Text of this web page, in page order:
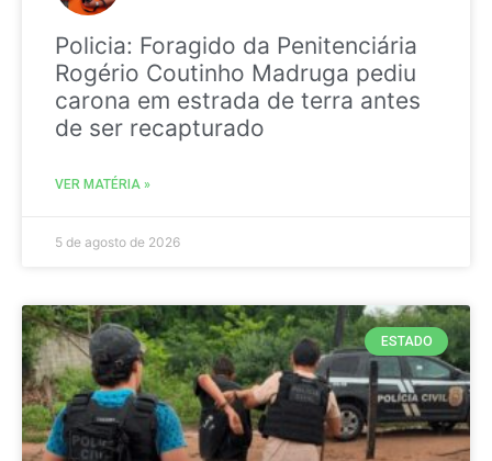
Policia: Foragido da Penitenciária
Rogério Coutinho Madruga pediu
carona em estrada de terra antes
de ser recapturado
VER MATÉRIA »
5 de agosto de 2026
ESTADO